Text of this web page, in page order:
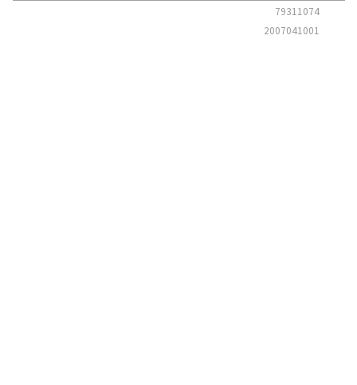
79311074
2007041001